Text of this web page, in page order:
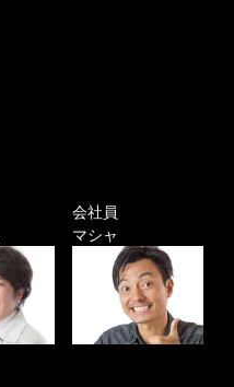
会社員
マシャ